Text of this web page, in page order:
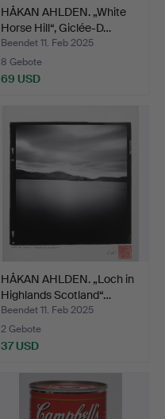
HÅKAN AHLDEN. „White
Horse Hill“, Giclée-D…
Beendet 11. Feb 2025
8 Gebote
69 USD
HÅKAN AHLDEN. „Loch in
Highlands Scotland“…
Beendet 11. Feb 2025
2 Gebote
37 USD